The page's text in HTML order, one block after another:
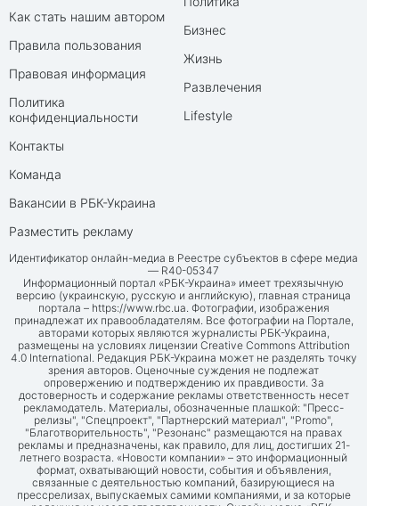
Как стать нашим автором
Правила пользования
Правовая информация
Политика
конфиденциальности
Контакты
Команда
Вакансии в РБК-Украина
Разместить рекламу
Бизнес
Жизнь
Развлечения
Lifestyle
Идентификатор онлайн-медиа в Реестре субъектов в сфере медиа
— R40-05347
Информационный портал «РБК-Украина» имеет трехязычную
версию (украинскую, русскую и английскую), главная страница
портала – https://www.rbc.ua. Фотографии, изображения
принадлежат их правообладателям. Все фотографии на Портале,
авторами которых являются журналисты РБК-Украина,
размещены на условиях лицензии Creative Commons Attribution
4.0 International. Редакция РБК-Украина может не разделять точку
зрения авторов. Оценочные суждения не подлежат
опровержению и подтверждению их правдивости. За
достоверность и содержание рекламы ответственность несет
рекламодатель. Материалы, обозначенные плашкой: "Пресс-
релизы", "Спецпроект", "Партнерский материал", "Promo",
"Благотворительность", "Резонанс" размещаются на правах
рекламы и предназначены, как правило, для лиц, достигших 21-
летнего возраста. «Новости компании» – это информационный
формат, охватывающий новости, события и объявления,
связанные с деятельностью компаний, базирующиеся на
прессрелизах, выпускаемых самими компаниями, и за которые